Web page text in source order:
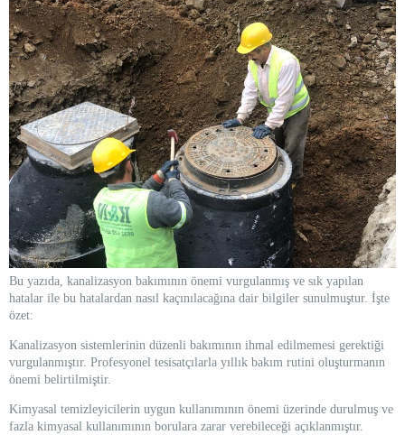
Bu yazıda, kanalizasyon bakımının önemi vurgulanmış ve sık yapılan
hatalar ile bu hatalardan nasıl kaçınılacağına dair bilgiler sunulmuştur. İşte
özet:
Kanalizasyon sistemlerinin düzenli bakımının ihmal edilmemesi gerektiği
vurgulanmıştır. Profesyonel tesisatçılarla yıllık bakım rutini oluşturmanın
önemi belirtilmiştir.
Kimyasal temizleyicilerin uygun kullanımının önemi üzerinde durulmuş ve
fazla kimyasal kullanımının borulara zarar verebileceği açıklanmıştır.